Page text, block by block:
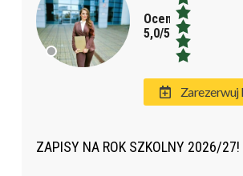
Ocena:
5,0/5,0
Zarezerwuj
ZAPISY NA ROK SZKOLNY 2026/27!